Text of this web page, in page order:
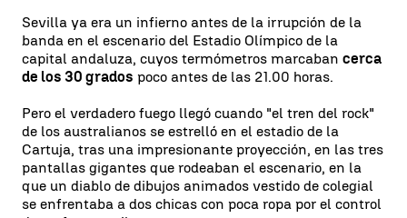
Sevilla ya era un infierno antes de la irrupción de la
banda en el escenario del Estadio Olímpico de la
capital andaluza, cuyos termómetros marcaban cerca
de los 30 grados poco antes de las 21.00 horas.
Pero el verdadero fuego llegó cuando "el tren del rock"
de los australianos se estrelló en el estadio de la
Cartuja, tras una impresionante proyección, en las tres
pantallas gigantes que rodeaban el escenario, en la
que un diablo de dibujos animados vestido de colegial
se enfrentaba a dos chicas con poca ropa por el control